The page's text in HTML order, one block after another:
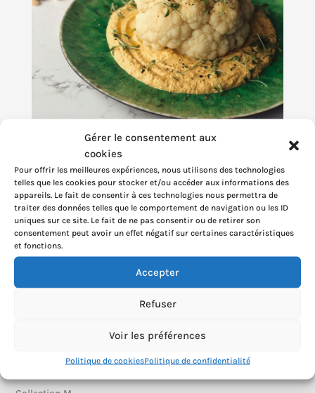
Gérer le consentement aux
cookies
Pour offrir les meilleures expériences, nous utilisons des technologies
telles que les cookies pour stocker et/ou accéder aux informations des
appareils. Le fait de consentir à ces technologies nous permettra de
traiter des données telles que le comportement de navigation ou les ID
uniques sur ce site. Le fait de ne pas consentir ou de retirer son
consentement peut avoir un effet négatif sur certaines caractéristiques
et fonctions.
Accepter
Refuser
Voir les préférences
Politique de cookiesPolitique de confidentialité